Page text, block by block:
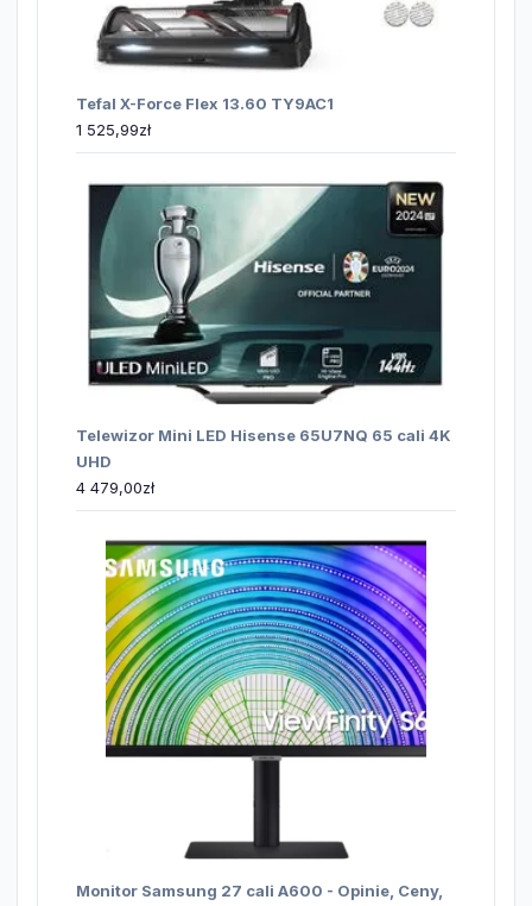
Tefal X-Force Flex 13.60 TY9AC1
1 525,99zł
Telewizor Mini LED Hisense 65U7NQ 65 cali 4K
UHD
4 479,00zł
Monitor Samsung 27 cali A600 - Opinie, Ceny,